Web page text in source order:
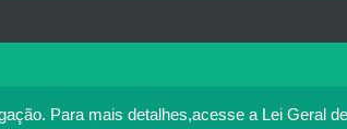
Para mais detalhes,acesse a Lei Geral
33.583.550/0001-30
no portal. Ao utilizar o Portal Médico,